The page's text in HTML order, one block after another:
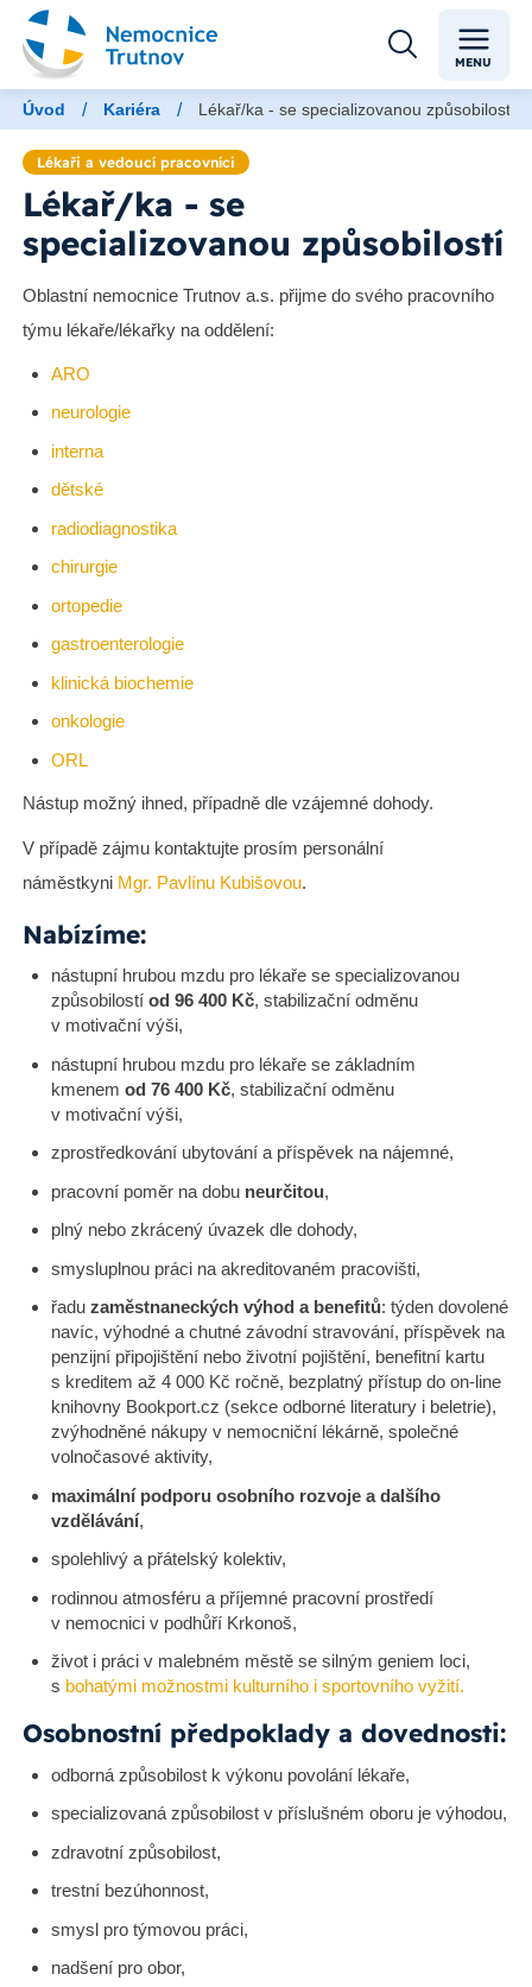
MENU
Úvod / Kariéra / Lékař/ka - se specializovanou způsobilostí
Lékaři a vedoucí pracovníci
Lékař/ka - se
specializovanou způsobilostí
Oblastní nemocnice Trutnov a.s. přijme do svého pracovního
týmu lékaře/lékařky na oddělení:
ARO
neurologie
interna
dětské
radiodiagnostika
chirurgie
ortopedie
gastroenterologie
klinická biochemie
onkologie
ORL
Nástup možný ihned, případně dle vzájemné dohody.
V případě zájmu kontaktujte prosím personální
náměstkyni Mgr. Pavlínu Kubišovou.
Nabízíme:
nástupní hrubou mzdu pro lékaře se specializovanou
způsobilostí od 96 400 Kč, stabilizační odměnu
v motivační výši,
nástupní hrubou mzdu pro lékaře se základním
kmenem od 76 400 Kč, stabilizační odměnu
v motivační výši,
zprostředkování ubytování a příspěvek na nájemné,
pracovní poměr na dobu neurčitou,
plný nebo zkrácený úvazek dle dohody,
smysluplnou práci na akreditovaném pracovišti,
řadu zaměstnaneckých výhod a benefitů: týden dovolené
navíc, výhodné a chutné závodní stravování, příspěvek na
penzijní připojištění nebo životní pojištění, benefitní kartu
s kreditem až 4 000 Kč ročně, bezplatný přístup do on-line
knihovny Bookport.cz (sekce odborné literatury i beletrie),
zvýhodněné nákupy v nemocniční lékárně, společné
volnočasové aktivity,
maximální podporu osobního rozvoje a dalšího
vzdělávání,
spolehlivý a přátelský kolektiv,
rodinnou atmosféru a příjemné pracovní prostředí
v nemocnici v podhůří Krkonoš,
život i práci v malebném městě se silným geniem loci,
s bohatými možnostmi kulturního i sportovního vyžití.
Osobnostní předpoklady a dovednosti:
odborná způsobilost k výkonu povolání lékaře,
specializovaná způsobilost v příslušném oboru je výhodou,
zdravotní způsobilost,
trestní bezúhonnost,
smysl pro týmovou práci,
nadšení pro obor,